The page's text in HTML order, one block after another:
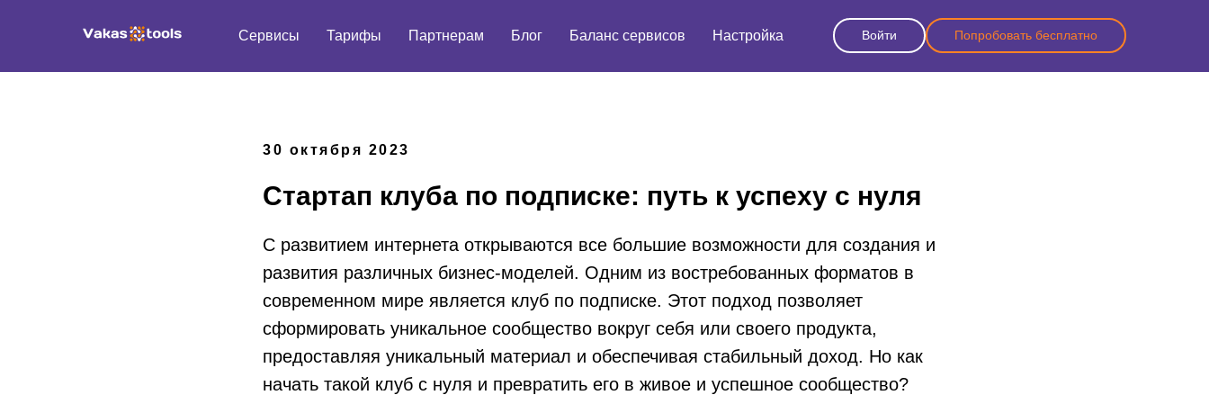
Сервисы Тарифы Партнерам Блог Баланс сервисов Настройка Войти Попробовать бесплатно
30 октября 2023
Стартап клуба по подписке: путь к успеху с нуля
С развитием интернета открываются все большие возможности для создания и
развития различных бизнес-моделей. Одним из востребованных форматов в
современном мире является клуб по подписке. Этот подход позволяет
сформировать уникальное сообщество вокруг себя или своего продукта,
предоставляя уникальный материал и обеспечивая стабильный доход. Но как
начать такой клуб с нуля и превратить его в живое и успешное сообщество?